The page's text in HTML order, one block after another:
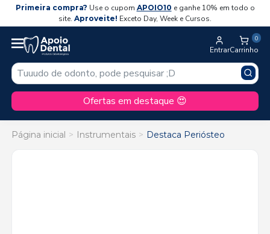
Primeira compra? Use o cupom APOIO10 e ganhe 10% em todo o
site. Aproveite! Exceto Day, Week e Cursos.
Entrar
0
Carrinho
Ofertas em destaque 😍
Página inicial Instrumentais Destaca Periósteo